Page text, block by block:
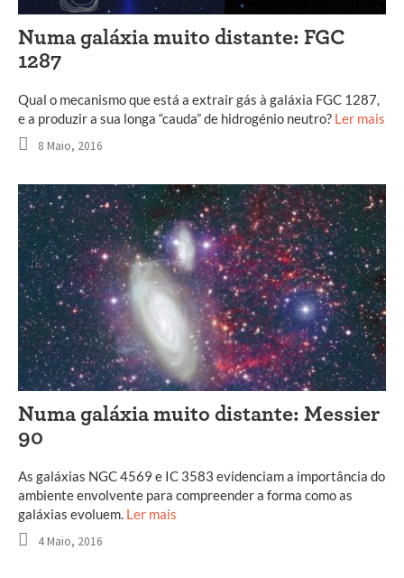
Numa galáxia muito distante: FGC
1287
Qual o mecanismo que está a extrair gás à galáxia FGC 1287,
e a produzir a sua longa “cauda” de hidrogénio neutro? Ler mais
8 Maio, 2016
Numa galáxia muito distante: Messier
90
As galáxias NGC 4569 e IC 3583 evidenciam a importância do
ambiente envolvente para compreender a forma como as
galáxias evoluem. Ler mais
4 Maio, 2016